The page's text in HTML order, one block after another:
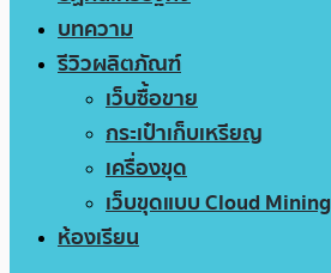
บทความ
รีวิวผลิตภัณฑ์
เว็บซื้อขาย
กระเป๋าเก็บเหรียญ
เครื่องขุด
เว็บขุดแบบ Cloud Mining
ห้องเรียน